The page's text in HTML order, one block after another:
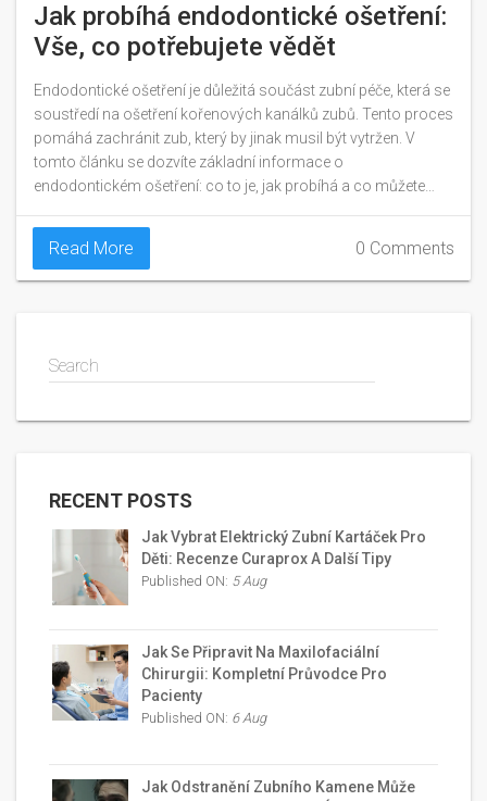
Jak probíhá endodontické ošetření:
Vše, co potřebujete vědět
Endodontické ošetření je důležitá součást zubní péče, která se
soustředí na ošetření kořenových kanálků zubů. Tento proces
pomáhá zachránit zub, který by jinak musil být vytržen. V
tomto článku se dozvíte základní informace o
endodontickém ošetření: co to je, jak probíhá a co můžete
tipů, které vám mohou pomoci lépe porozumět této léčbě.
Read More 0 Comments
Search
RECENT POSTS
Jak Vybrat Elektrický Zubní Kartáček Pro
Děti: Recenze Curaprox A Další Tipy
Published ON: 5 Aug
Jak Se Připravit Na Maxilofaciální
Chirurgii: Kompletní Průvodce Pro
Pacienty
Published ON: 6 Aug
Jak Odstranění Zubního Kamene Může